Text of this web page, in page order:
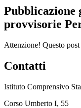
Pubblicazione
provvisorie
Attenzione! Questo post
Contatti
Istituto Comprensivo
Corso Umberto I, 55